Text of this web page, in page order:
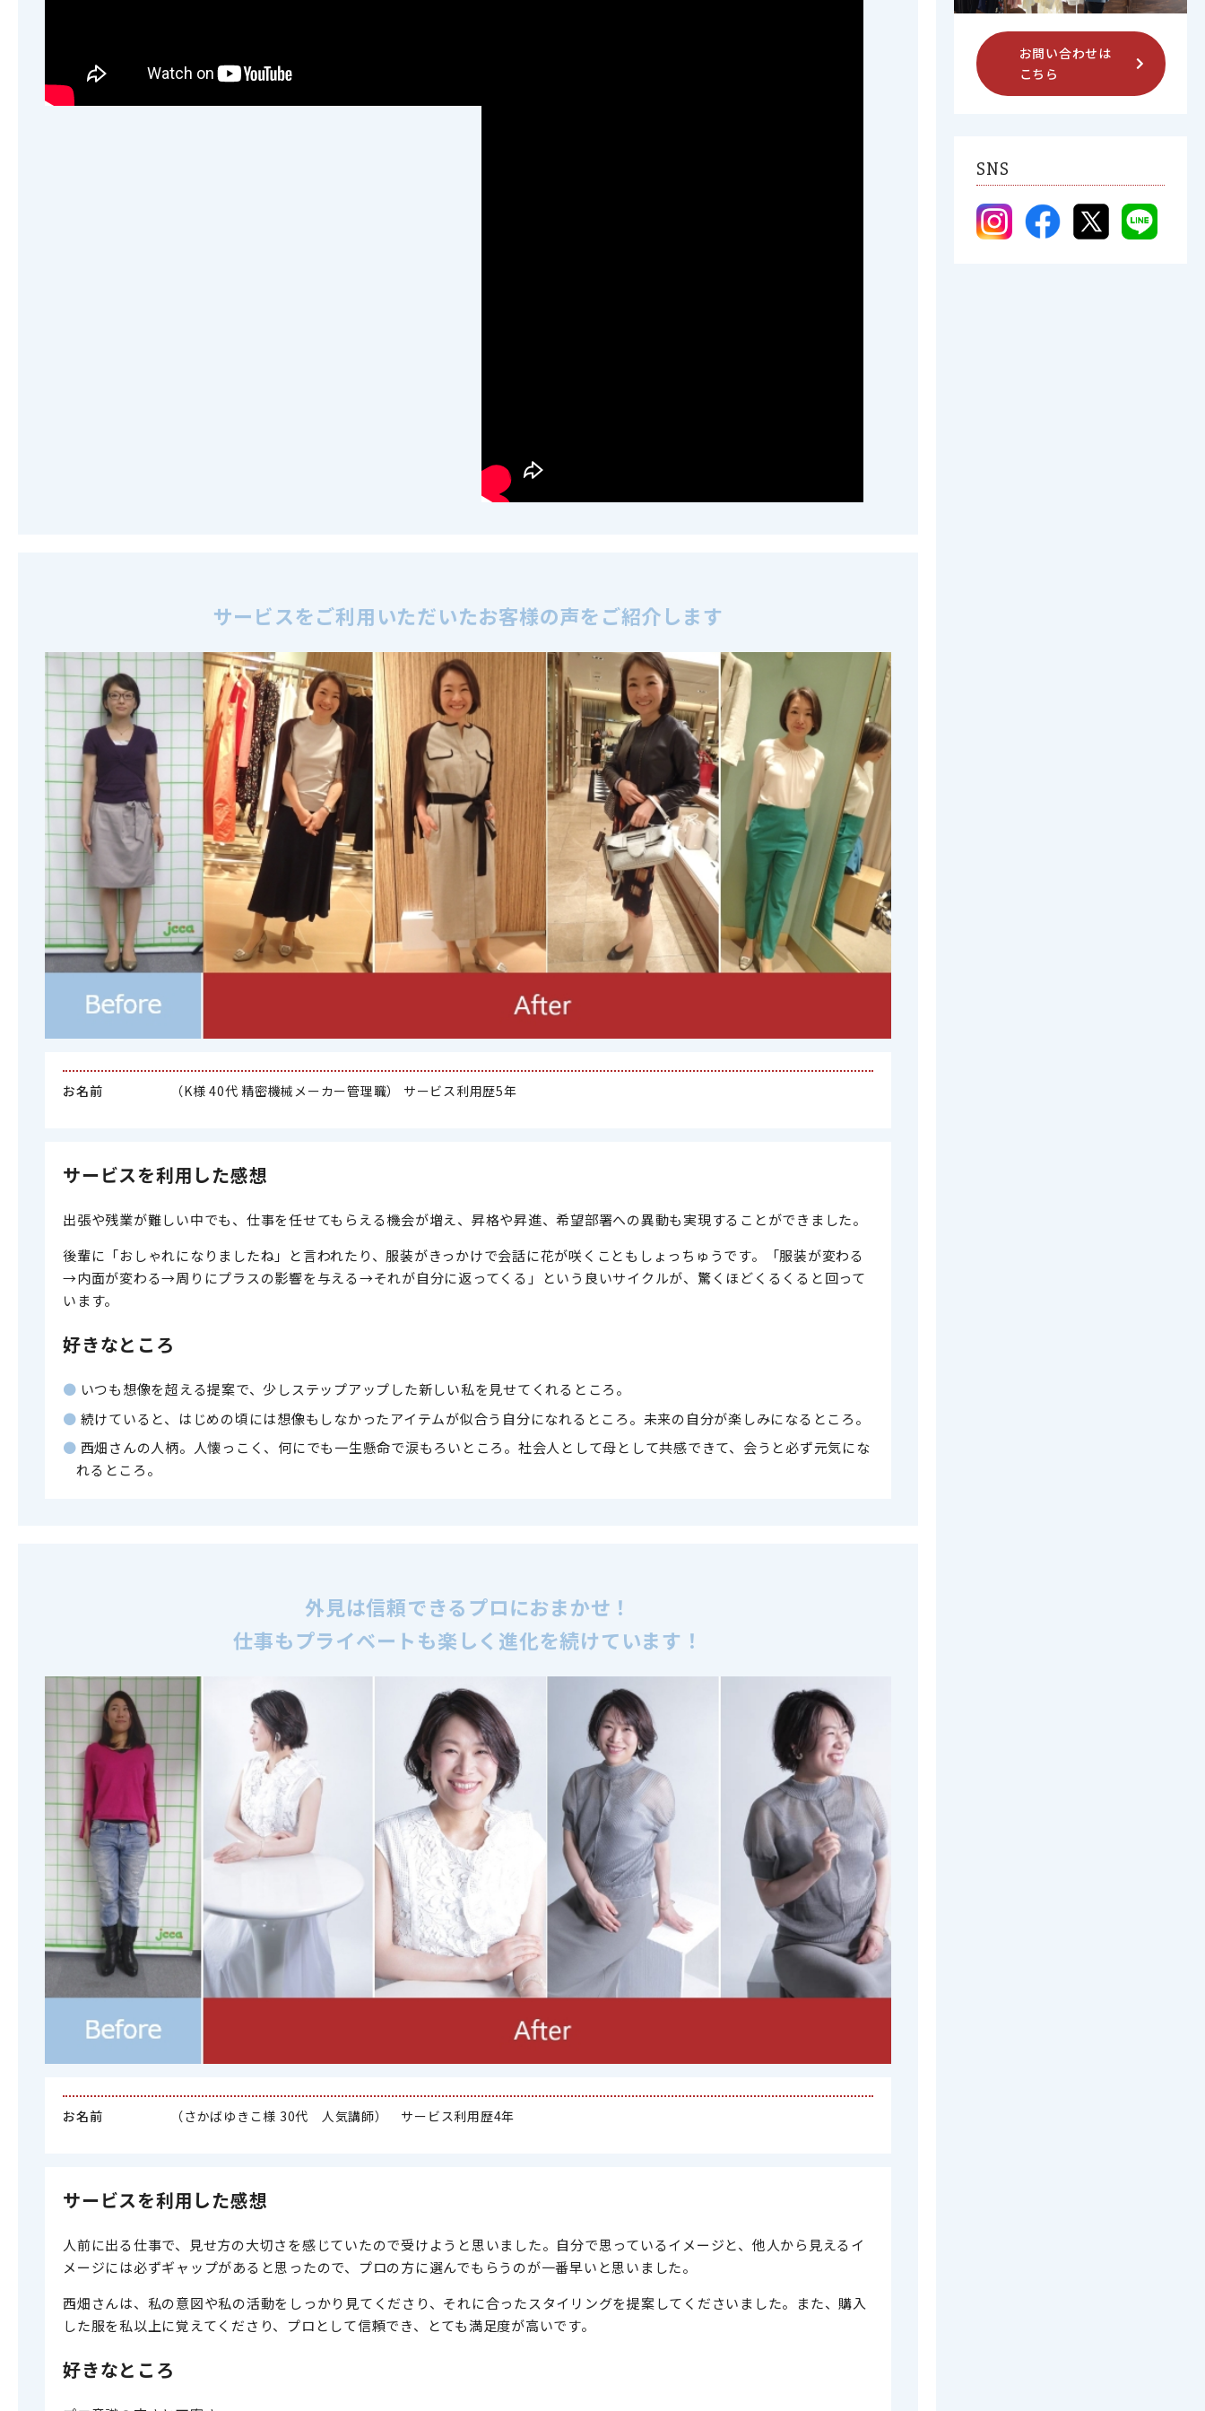
サービスをご利用いただいたお客様の声をご紹介します
お名前 （K様 40代 精密機械メーカー管理職） サービス利用歴5年
サービスを利用した感想
出張や残業が難しい中でも、仕事を任せてもらえる機会が増え、昇格や昇進、希望部署への異動も実現することができました。
後輩に「おしゃれになりましたね」と言われたり、服装がきっかけで会話に花が咲くこともしょっちゅうです。「服装が変わる
→内面が変わる→周りにプラスの影響を与える→それが自分に返ってくる」という良いサイクルが、驚くほどくるくると回って
います。
好きなところ
● いつも想像を超える提案で、少しステップアップした新しい私を見せてくれるところ。
● 続けていると、はじめの頃には想像もしなかったアイテムが似合う自分になれるところ。未来の自分が楽しみになるところ。
● 西畑さんの人柄。人懐っこく、何にでも一生懸命で涙もろいところ。社会人として母として共感できて、会うと必ず元気にな
れるところ。
外見は信頼できるプロにおまかせ！
仕事もプライベートも楽しく進化を続けています！
お名前 （さかばゆきこ様 30代 人気講師） サービス利用歴4年
サービスを利用した感想
人前に出る仕事で、見せ方の大切さを感じていたので受けようと思いました。自分で思っているイメージと、他人から見えるイ
メージには必ずギャップがあると思ったので、プロの方に選んでもらうのが一番早いと思いました。
西畑さんは、私の意図や私の活動をしっかり見てくださり、それに合ったスタイリングを提案してくださいました。また、購入
した服を私以上に覚えてくださり、プロとして信頼でき、とても満足度が高いです。
好きなところ
お問い合わせは
こちら
SNS